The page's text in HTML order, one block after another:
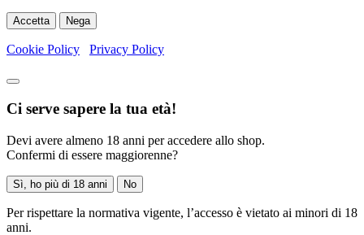
Accetta Nega
Cookie Policy Privacy Policy
Ci serve sapere la tua età!
Devi avere almeno 18 anni per accedere allo shop.
Confermi di essere maggiorenne?
Sì, ho più di 18 anni No
Per rispettare la normativa vigente, l’accesso è vietato ai minori di 18
anni.